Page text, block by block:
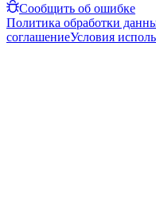
Сообщить об ошибке
Политика обработки
соглашениеУсловия